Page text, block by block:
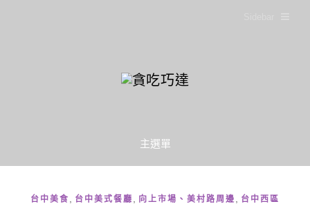
主選單
台中美食 台中美式餐廳 向上市場、美村路周邊 台中西區